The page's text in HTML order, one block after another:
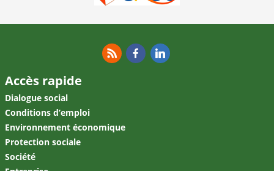
Accès rapide
Dialogue social
Conditions d’emploi
Environnement économique
Protection sociale
Société